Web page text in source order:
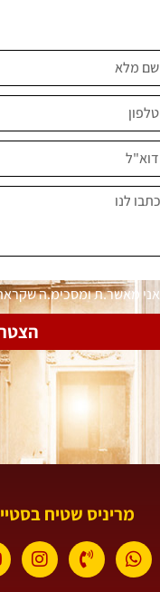
אני מאשר.ת ומסכימ.ה
מריניס שטיח